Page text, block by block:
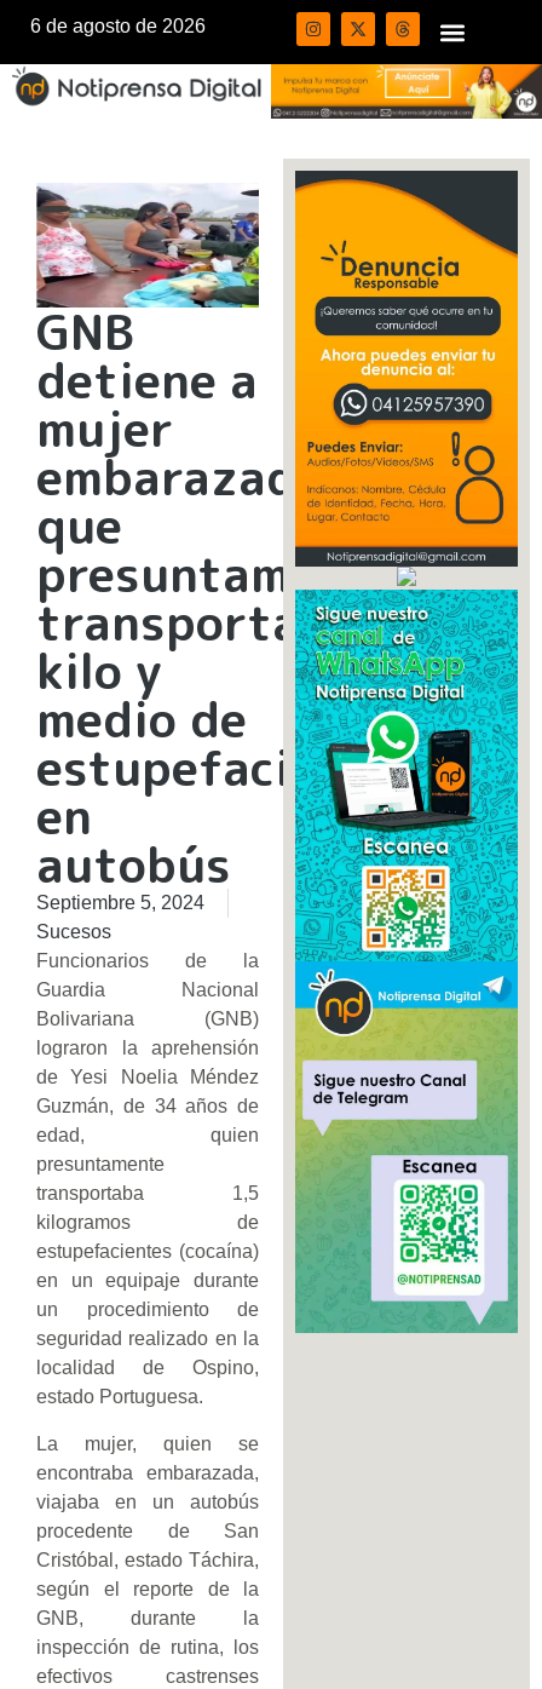
6 de agosto de 2026
GNB
detiene a
mujer
embarazada
que
presuntamente
transportaba
kilo y
medio de
estupefacientes
en
autobús
Septiembre 5, 2024
Sucesos
Funcionarios de la
Guardia Nacional
Bolivariana (GNB)
lograron la aprehensión
de Yesi Noelia Méndez
Guzmán, de 34 años de
edad, quien
presuntamente
transportaba 1,5
kilogramos de
estupefacientes (cocaína)
en un equipaje durante
un procedimiento de
seguridad realizado en la
localidad de Ospino,
estado Portuguesa.
La mujer, quien se
encontraba embarazada,
viajaba en un autobús
procedente de San
Cristóbal, estado Táchira,
según el reporte de la
GNB, durante la
inspección de rutina, los
efectivos castrenses